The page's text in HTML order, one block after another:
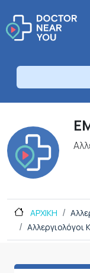
ΑΡΧΙΚΗ
Αλλεργιολόγοι